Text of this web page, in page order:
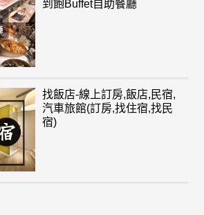
到飽Buffet自助餐廳
找飯店-線上訂房,飯店,民宿,
汽車旅館(訂房,找住宿,找民
宿)